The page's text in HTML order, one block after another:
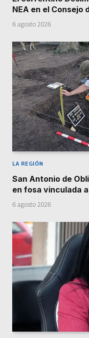
NEA en el Consejo
6 agosto 2026
LA REGIÓN
San Antonio de
en fosa vinculada
6 agosto 2026